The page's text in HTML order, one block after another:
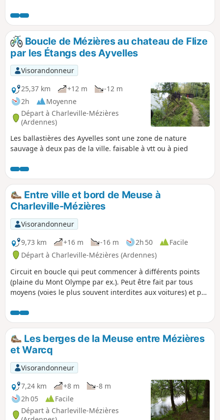
Boucle de Mézières au chateau de Flize
par les Étangs des Ayvelles
Visorandonneur
25,37 km
+12 m
-12 m
2h
Moyenne
Départ à Charleville-Mézières
(Ardennes)
Les ballastières des Ayvelles sont une zone de nature
sauvage à deux pas de la ville. faisable à vtt ou à pied
Entre ville et bord de Meuse à
Charleville-Mézières
Visorandonneur
9,73 km
+16 m -16 m 2h 50
Facile
Départ à Charleville-Mézières (Ardennes)
Circuit en boucle qui peut commencer à différents points
(plaine du Mont Olympe par ex.). Peut être fait par tous
moyens (voies le plus souvent interdites aux voitures) et par
avec des enfants (faible dénivelé) et offre des aires de
pique-nique à plusieurs endroits. L'orientation est facile.
Les berges de la Meuse entre Mézières
et Warcq
Visorandonneur
7,24 km
+8 m
-8 m
2h 05
Facile
Départ à Charleville-Mézières